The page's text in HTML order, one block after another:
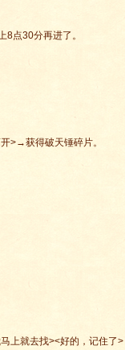
点30分再进了。
>→获得破天锤碎片。
上就去找><好的，记住了>